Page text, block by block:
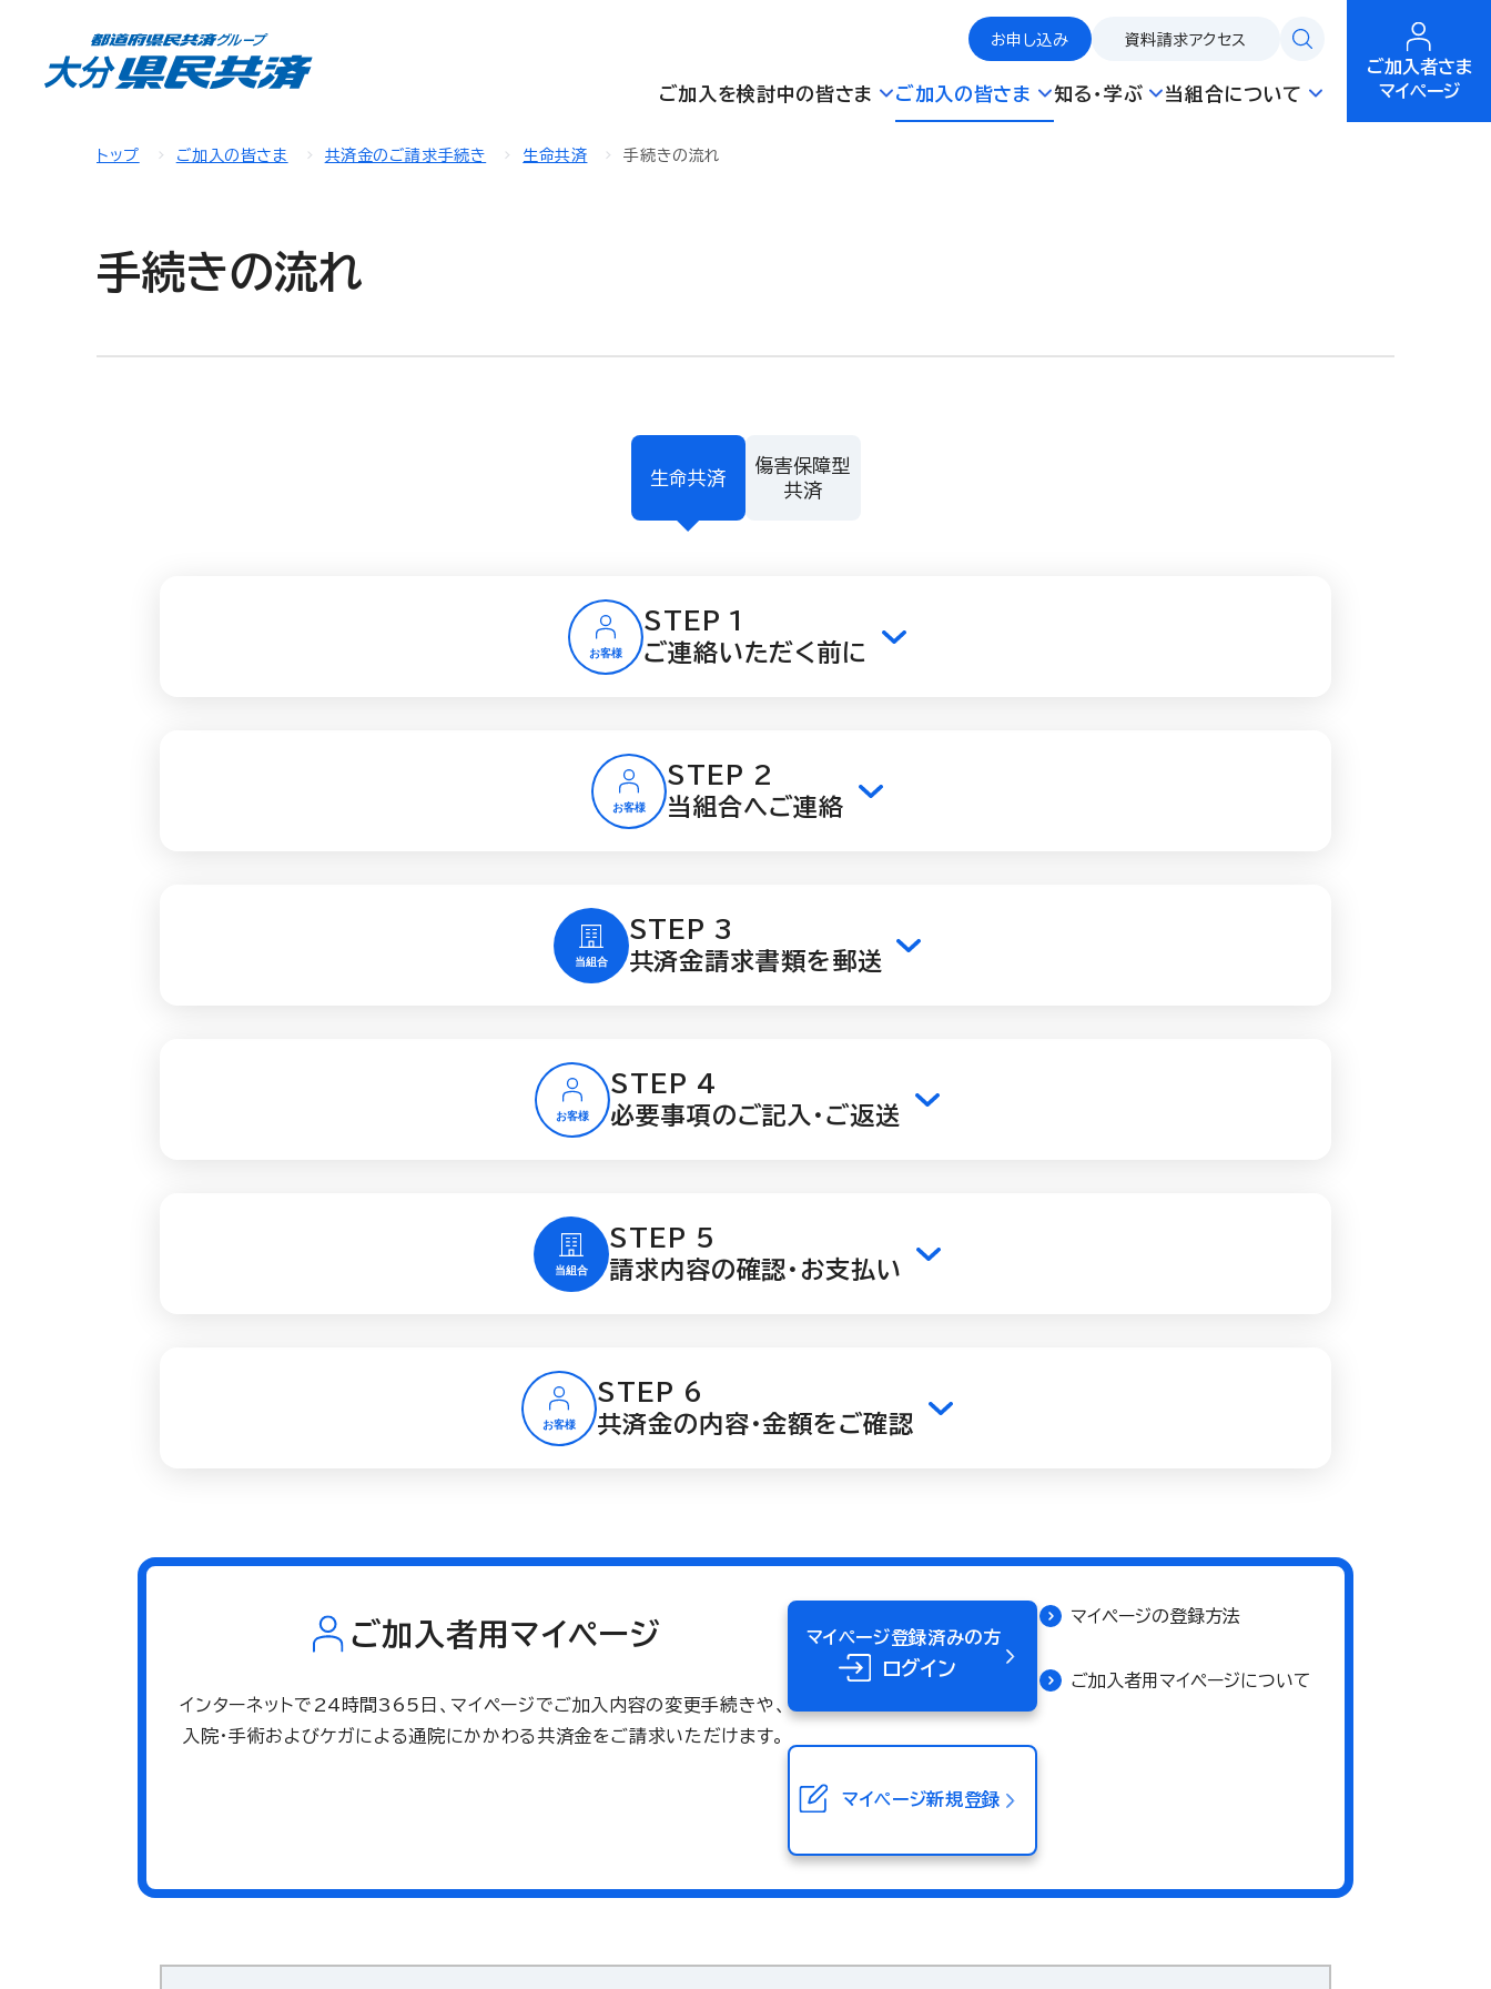
お申し込み 資料請求アクセス
ご加入を検討中の皆さま ご加入の皆さま 知る・学ぶ 当組合について
ご加入者さま
マイページ
トップ ご加入の皆さま 共済金のご請求手続き 生命共済 手続きの流れ
手続きの流れ
生命共済
傷害保障型
共済
STEP 1
ご連絡いただく前に
STEP 2
当組合へご連絡
STEP 3
共済金請求書類を郵送
STEP 4
必要事項のご記入・ご返送
STEP 5
請求内容の確認・お支払い
STEP 6
共済金の内容・金額をご確認
ご加入者用マイページ
インターネットで24時間365日、マイページでご加入内容の変更手続きや、
入院・手術およびケガによる通院にかかわる共済金をご請求いただけます。
マイページ登録済みの方
ログイン
マイページ新規登録
マイページの登録方法
ご加入者用マイページについて